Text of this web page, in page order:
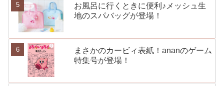
お風呂に行くときに便利♪メッシュ生
地のスパバッグが登場！
まさかのカービィ表紙！ananのゲーム
特集号が登場！